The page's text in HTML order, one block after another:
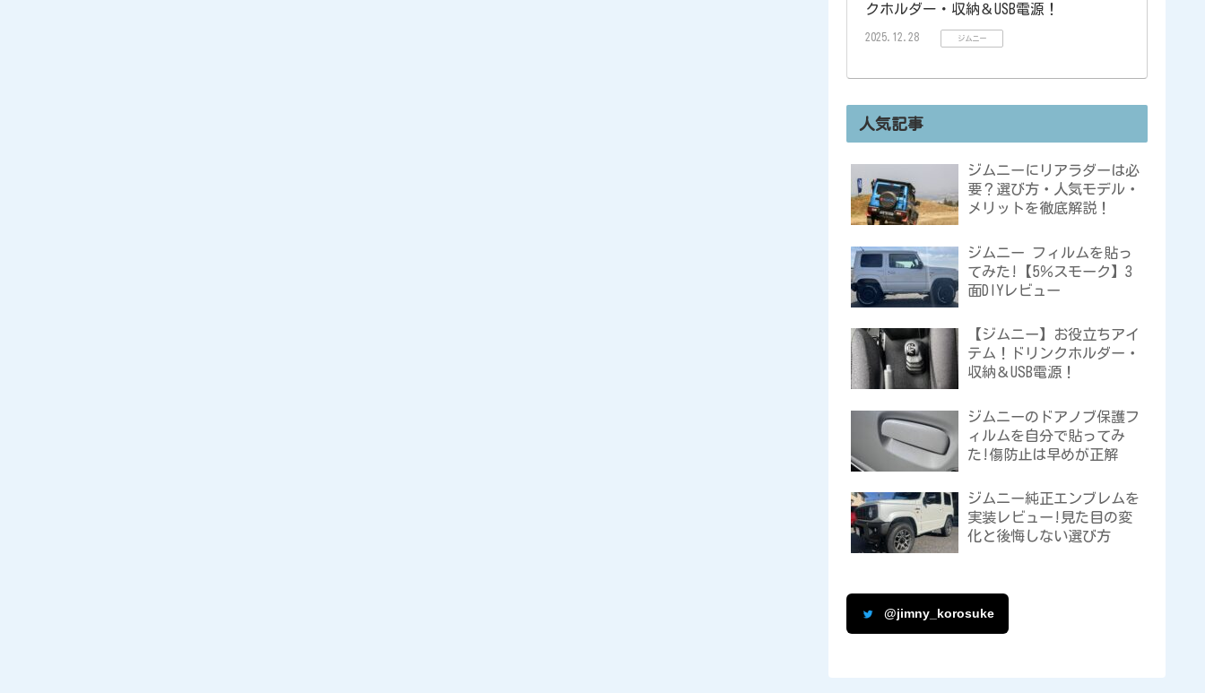
クホルダー・収納＆USB電源！
2025.12.28 ジムニー
人気記事
ジムニーにリアラダーは必
要？選び方・人気モデル・
メリットを徹底解説！
ジムニー フィルムを貼っ
てみた!【5％スモーク】3
面DIYレビュー
【ジムニー】お役立ちアイ
テム！ドリンクホルダー・
収納＆USB電源！
ジムニーのドアノブ保護フ
ィルムを自分で貼ってみ
た!傷防止は早めが正解
ジムニー純正エンブレムを
実装レビュー!見た目の変
化と後悔しない選び方
@jimny_korosuke